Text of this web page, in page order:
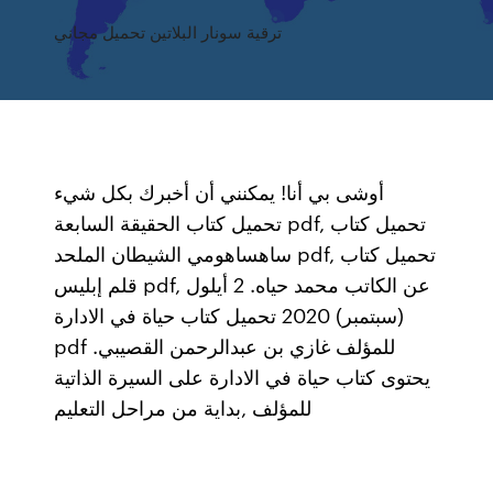
ترقية سونار البلاتين تحميل مجاني
أوشى بي أنا! يمكنني أن أخبرك بكل شيء
تحميل كتاب الحقيقة السابعة pdf, تحميل كتاب
ساهساهومي الشيطان الملحد pdf, تحميل كتاب
قلم إبليس pdf, عن الكاتب محمد حياه. 2 أيلول
(سبتمبر) 2020 تحميل كتاب حياة في الادارة
pdf للمؤلف غازي بن عبدالرحمن القصيبي.
يحتوى كتاب حياة في الادارة على السيرة الذاتية